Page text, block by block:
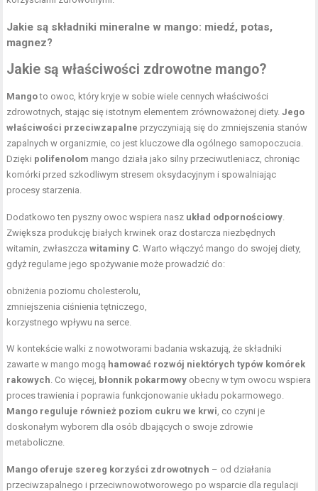
Jakie są składniki mineralne w mango: miedź, potas,
magnez?
Jakie są właściwości zdrowotne mango?
Mangoto owoc, który kryje w sobie wiele cennych właściwości
zdrowotnych, stając się istotnym elementem zrównoważonej diety.Jego
właściwości przeciwzapalne przyczyniają się do zmniejszenia stanów
zapalnych w organizmie, co jest kluczowe dla ogólnego samopoczucia.
Dzięki polifenolom mango działa jako silny przeciwutleniacz, chroniąc
komórki przed szkodliwym stresem oksydacyjnym i spowalniając
procesy starzenia.
Dodatkowo ten pyszny owoc wspiera nasz układ odpornościowy
Zwiększa produkcję białych krwinek oraz dostarcza niezbędnych
witamin, zwłaszczawitaminy C . Warto włączyć mango do swojej diety,
gdyż regularne jego spożywanie może prowadzić do:
obniżenia poziomu cholesterolu,
zmniejszenia ciśnienia tętniczego,
korzystnego wpływu na serce.
W kontekście walki z nowotworami badania wskazują, że składniki
zawarte w mango mogą hamować rozwój niektórych typów komórek
rakowych . Co więcej, błonnik pokarmowy obecny w tym owocu wspiera
proces trawienia i poprawia funkcjonowanie układu pokarmowego.
Mango reguluje również poziom cukru we krwi , co czyni je
doskonałym wyborem dla osób dbających o swoje zdrowie
metaboliczne.
Mango oferuje szereg korzyści zdrowotnych – od działania
przeciwzapalnego i przeciwnowotworowego po wsparcie dla regulacji